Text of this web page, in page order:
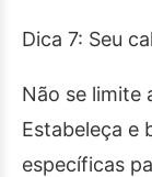
Dica 7: Seu
Não se limite
Estabeleça e
específicas